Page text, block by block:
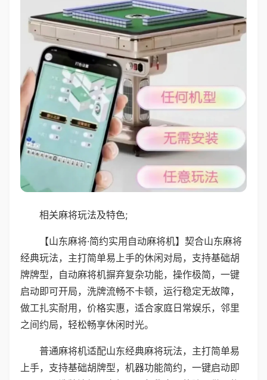
相关麻将玩法及特色;
【山东麻将·简约实用自动麻将机】契合山东麻将
经典玩法，主打简单易上手的休闲对局，支持基础胡
牌牌型，自动麻将机摒弃复杂功能，操作极简，一键
启动即可开局，洗牌流畅不卡顿，运行稳定无故障，
做工扎实耐用，价格实惠，适合家庭日常娱乐，邻里
之间约局，轻松畅享休闲时光。
普通麻将机适配山东经典麻将玩法，主打简单易
上手，支持基础胡牌型，机器功能简约，一键启动即